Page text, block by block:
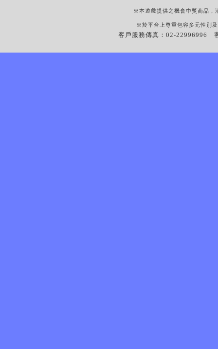
※本遊戲提供之機會中獎商品，
※於平台上尊重包容多元性別
客戶服務傳真：02-22996996